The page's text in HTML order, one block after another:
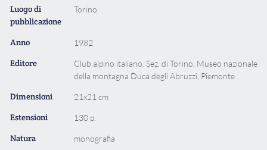
Luogo di
pubblicazione
Torino
Anno 1982
Editore
Club alpino italiano. Sez. di Torino, Museo nazionale
della montagna Duca degli Abruzzi, Piemonte
Dimensioni 21x21 cm
Estensioni 130 p.
Natura monografia